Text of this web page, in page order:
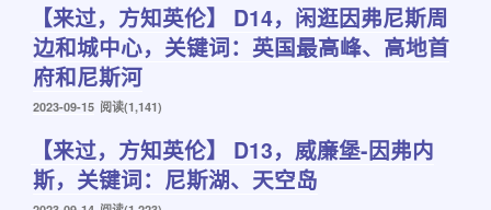
【来过，方知英伦】 D14，闲逛因弗尼斯周
边和城中心，关键词：英国最高峰、高地首
府和尼斯河
发
2023-09-15 阅读(1,141)
【来过，方知英伦】 D13，威廉堡-因弗内
斯，关键词：尼斯湖、天空岛